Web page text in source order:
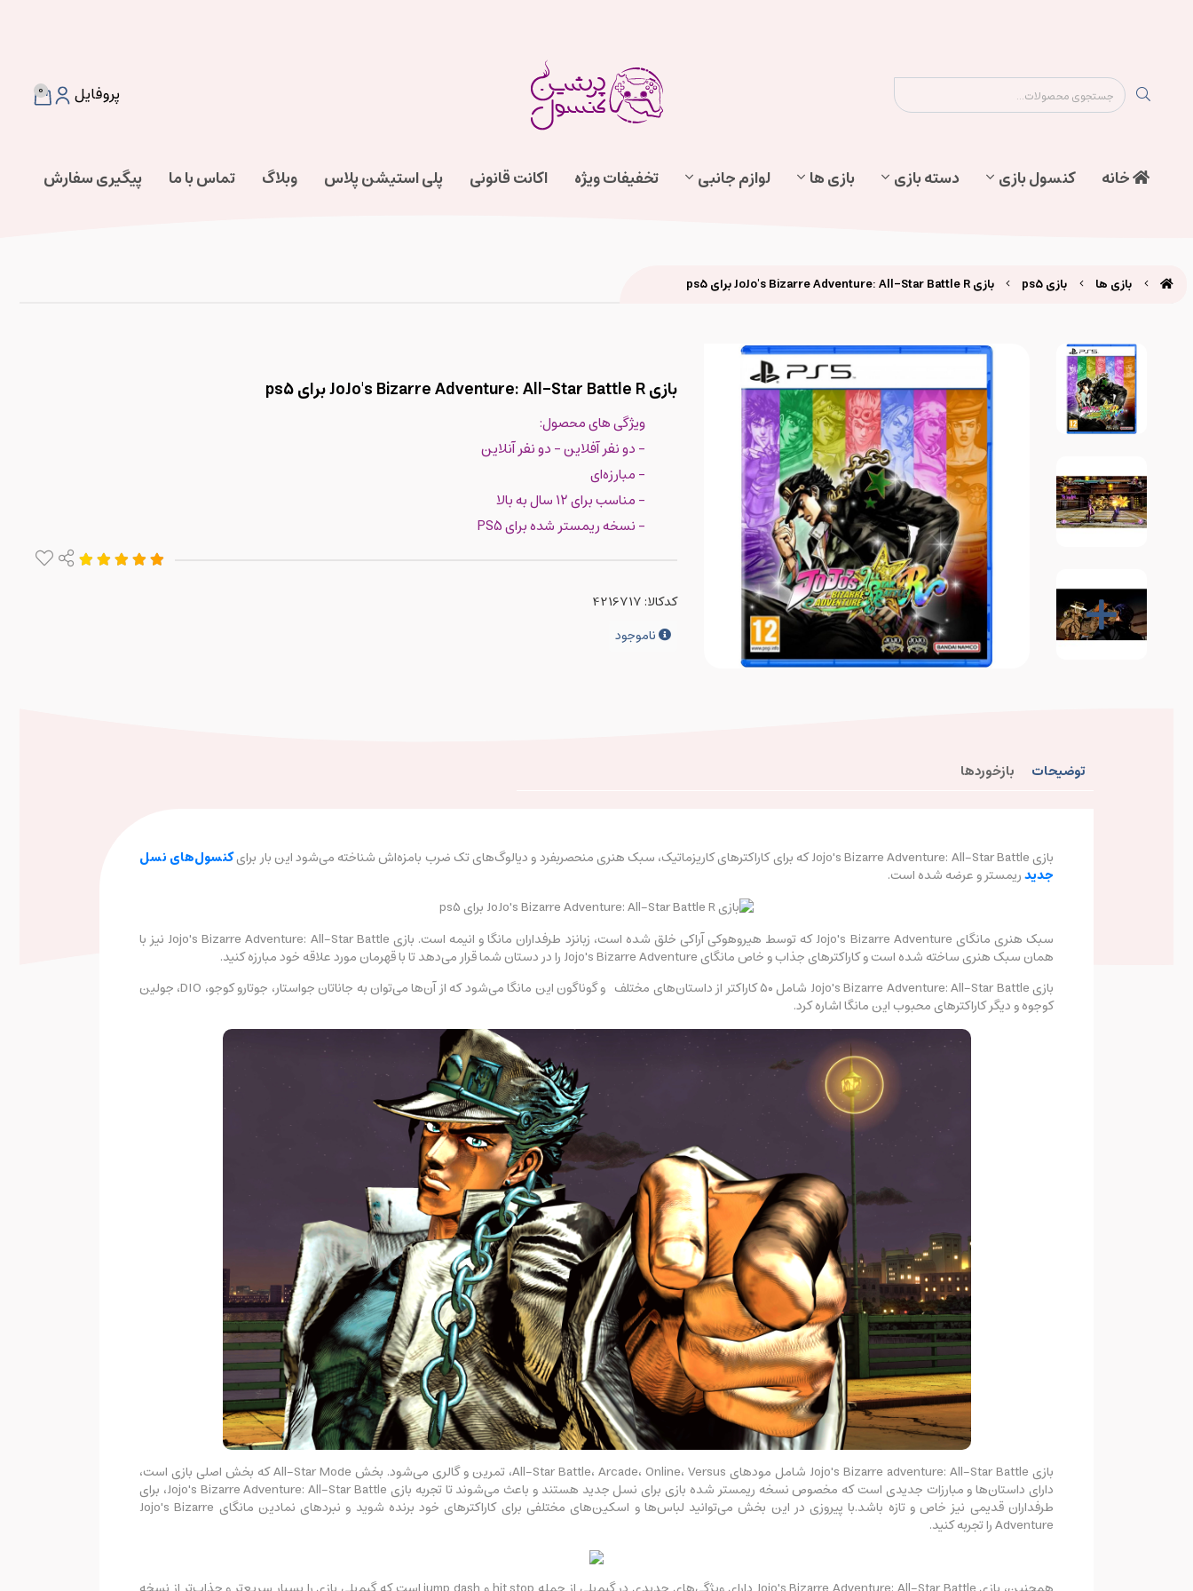
0 پروفایل
خانه کنسول بازی دسته بازی بازی ها لوازم جانبی تخفیفات ویژه اکانت قانونی پلی استیشن پلاس وبلاگ تماس با ما پیگیری سفارش
بازی ها بازی ps5 بازی JoJo's Bizarre Adventure: All-Star Battle R برای ps5
بازی JoJo's Bizarre Adventure: All-Star Battle R برای ps5
ویژگی های محصول:
- دو نفر آفلاین - دو نفر آنلاین
- مبارزه‌ای
- مناسب برای ۱۲ سال به بالا
- نسخه ریمستر شده برای PS5
کدکالا:
ناموجود
توضیحات بازخوردها
بازی Jojo's Bizarre Adventure: All-Star Battle که برای کاراکترهای کاریزماتیک، سبک هنری منحصربفرد و دیالوگ‌های تک ضرب بامزه‌اش شناخته می‌شود این بار برای
کنسول‌های نسل
جدیدریمستر و عرضه شده است.
سبک هنری مانگای Jojo's Bizarre Adventure که توسط هیروهوکی آراکی خلق شده است، زبانزد طرفداران مانگا و انیمه است. بازی Jojo's Bizarre Adventure: All-Star Battle نیز با
همان سبک هنری ساخته شده است و کاراکترهای جذاب و خاص مانگای Jojo's Bizarre Adventure را در دستان شما قرار می‌دهد تا با قهرمان مورد علاقه خود مبارزه کنید.
بازی Jojo's Bizarre Adventure: All-Star Battle شامل ۵۰ کاراکتر از داستان‌های مختلف و گوناگون این مانگا می‌شود که از آن‌ها می‌توان به جاناتان جواستار، جوتارو کوجو، DIO، جولین
کوجوه و دیگر کاراکترهای محبوب این مانگا اشاره کرد.
بازی Jojo's Bizarre adventure: All-Star Battle شامل مودهای All-Star Battle، Arcade، Online، Versus، تمرین و گالری می‌شود. بخش All-Star Mode که بخش اصلی بازی است،
دارای داستان‌ها و مبارزات جدیدی است که مخصوص نسخه ریمستر شده بازی برای نسل جدید هستند و باعث می‌شوند تا تجربه بازی Jojo's Bizarre Adventure: All-Star Battle، برای
طرفداران قدیمی نیز خاص و تازه باشد.با پیروزی در این بخش می‌توانید لباس‌ها و اسکین‌های مختلفی برای کاراکترهای خود برنده شوید و نبردهای نمادین مانگای Jojo's Bizarre
Adventure را تجربه کنید.